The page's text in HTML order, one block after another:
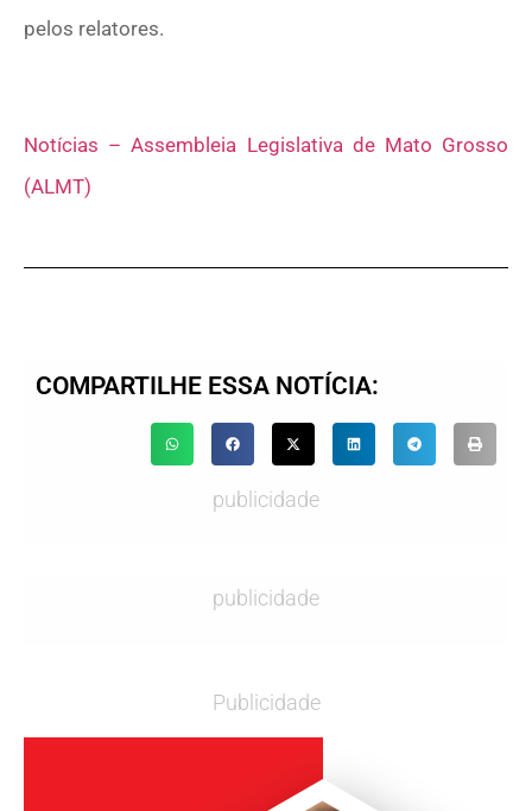
pelos relatores.
Notícias – Assembleia Legislativa de Mato Grosso
(ALMT)
COMPARTILHE ESSA NOTÍCIA:
publicidade
publicidade
Publicidade